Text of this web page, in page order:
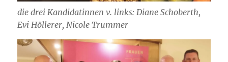
die drei Kandidatinnen v. links: Diane Schoberth,
Evi Höllerer, Nicole Trummer